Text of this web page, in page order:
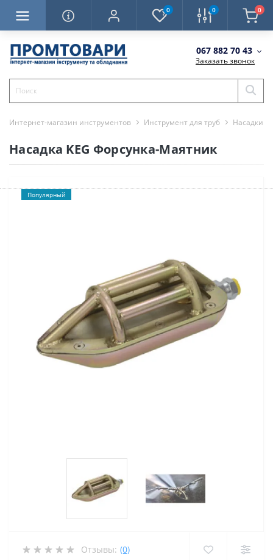
0 0 0
067 882 70 43
Заказать звонок
Интернет-магазин инструментов Инструмент для труб Насадки
Насадка KEG Форсунка-Маятник
Популярный
Отзывы: (0)